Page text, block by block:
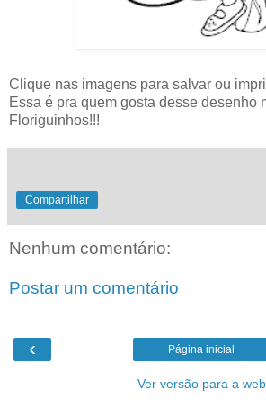
Clique nas imagens para salvar ou
Essa é pra quem gosta desse desenho
Floriguinhos!!!
Compartilhar
Nenhum comentário:
Postar um comentário
‹ Página inicial
Ver versão para a web